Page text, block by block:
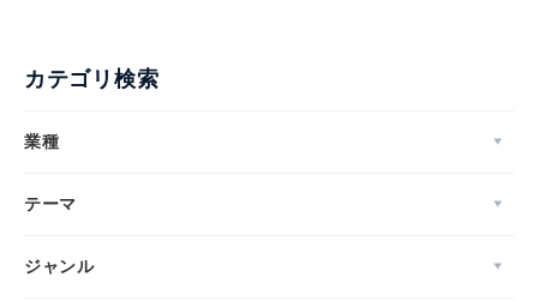
カテゴリ検索
業種
テーマ
ジャンル